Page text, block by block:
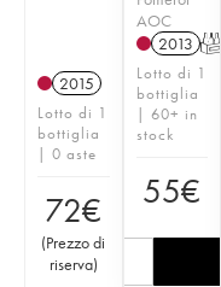
2015
Lotto di 1
bottiglia
| 0 aste
72€
(Prezzo di
riserva)
AOC
2013 T
Lotto di 1
bottiglia
| 60+ in
stock
55€